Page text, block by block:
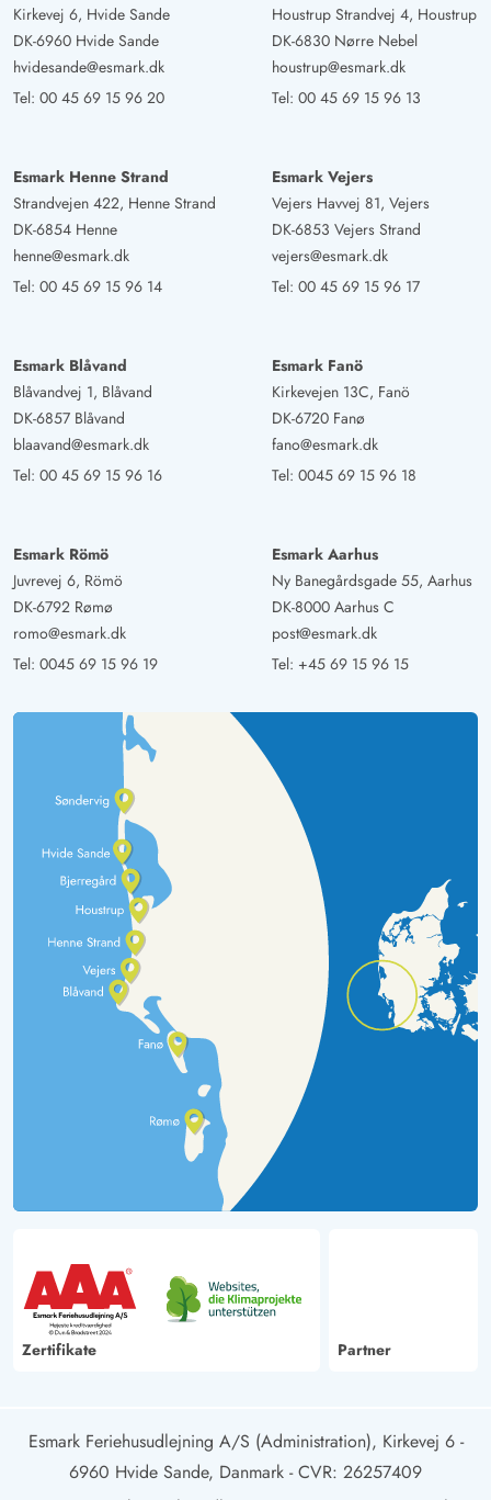
Kirkevej 6, Hvide Sande
DK-6960 Hvide Sande
hvidesande@esmark.dk
Tel: 00 45 69 15 96 20
Houstrup Strandvej 4, Houstrup
DK-6830 Nørre Nebel
houstrup@esmark.dk
Tel: 00 45 69 15 96 13
Esmark Henne Strand
Strandvejen 422, Henne Strand
DK-6854 Henne
henne@esmark.dk
Tel: 00 45 69 15 96 14
Esmark Vejers
Vejers Havvej 81, Vejers
DK-6853 Vejers Strand
vejers@esmark.dk
Tel: 00 45 69 15 96 17
Esmark Blåvand
Blåvandvej 1, Blåvand
DK-6857 Blåvand
blaavand@esmark.dk
Tel: 00 45 69 15 96 16
Esmark Fanö
Kirkevejen 13C, Fanö
DK-6720 Fanø
fano@esmark.dk
Tel: 0045 69 15 96 18
Esmark Römö
Juvrevej 6, Römö
DK-6792 Rømø
romo@esmark.dk
Tel: 0045 69 15 96 19
Esmark Aarhus
Ny Banegårdsgade 55, Aarhus
DK-8000 Aarhus C
post@esmark.dk
Tel: +45 69 15 96 15
Zertifikate Partner
Esmark Feriehusudlejning A/S (Administration), Kirkevej 6 -
6960 Hvide Sande, Danmark - CVR: 26257409